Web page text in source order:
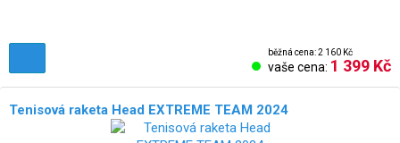
běžná cena: 2 160 Kč
vaše cena: 1 399 Kč
Tenisová raketa Head EXTREME TEAM 2024